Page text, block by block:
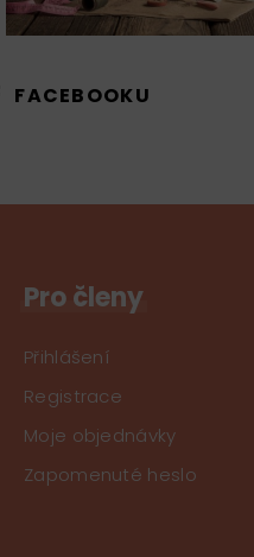
FACEBOOKU
Pro členy
Přihlášení
Registrace
Moje objednávky
Zapomenuté heslo